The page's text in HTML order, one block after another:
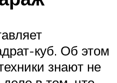
куб. Об этом
знают не